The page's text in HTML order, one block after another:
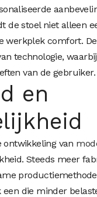
de stoel niet alleen
werkplek comfort.
technologie,
van de gebruiker.
en
ontwikkeling van
Steeds meer
die minder